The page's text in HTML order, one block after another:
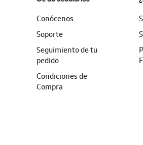
Conócenos
Soporte
Seguimiento de tu
pedido
Condiciones de
Compra